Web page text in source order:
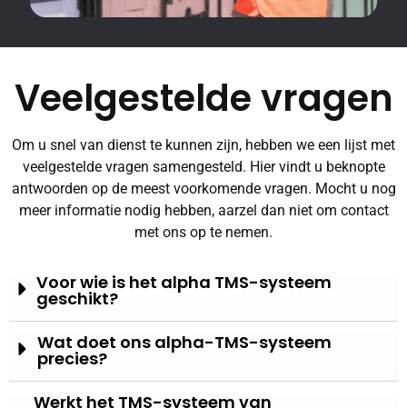
Veelgestelde vragen
Om u snel van dienst te kunnen zijn, hebben we een lijst met
veelgestelde vragen samengesteld. Hier vindt u beknopte
antwoorden op de meest voorkomende vragen. Mocht u nog
meer informatie nodig hebben, aarzel dan niet om contact
met ons op te nemen.
Voor wie is het alpha TMS-systeem
geschikt?
Wat doet ons alpha-TMS-systeem
precies?
Werkt het TMS-systeem van